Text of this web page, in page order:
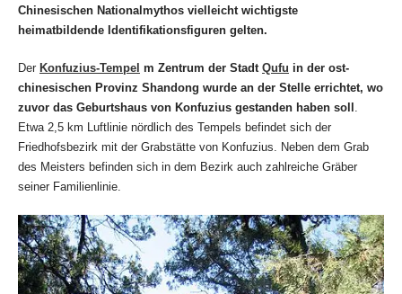
Chinesischen Nationalmythos vielleicht wichtigste
heimatbildende Identifikationsfiguren gelten.
Der Konfuzius-Tempel m Zentrum der Stadt Qufu in der ost-
chinesischen Provinz Shandong wurde an der Stelle errichtet, wo
zuvor das Geburtshaus von Konfuzius gestanden haben soll
Etwa 2,5 km Luftlinie nördlich des Tempels befindet sich der
Friedhofsbezirk mit der Grabstätte von Konfuzius. Neben dem Grab
des Meisters befinden sich in dem Bezirk auch zahlreiche Gräber
seiner Familienlinie.